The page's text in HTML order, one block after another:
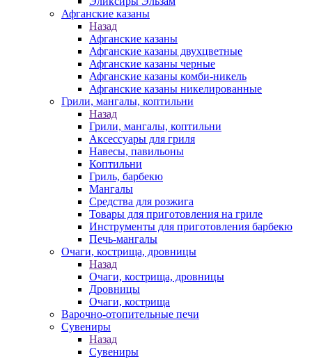
Афганские казаны
Назад
Афганские казаны
Афганские казаны двухцветные
Афганские казаны черные
Афганские казаны комби-никель
Афганские казаны никелированные
Грили, мангалы, коптильни
Назад
Грили, мангалы, коптильни
Аксессуары для гриля
Навесы, павильоны
Коптильни
Гриль, барбекю
Мангалы
Средства для розжига
Товары для приготовления на гриле
Инструменты для приготовления барбекю
Печь-мангалы
Очаги, кострища, дровницы
Назад
Очаги, кострища, дровницы
Дровницы
Очаги, кострища
Варочно-отопительные печи
Сувениры
Назад
Сувениры